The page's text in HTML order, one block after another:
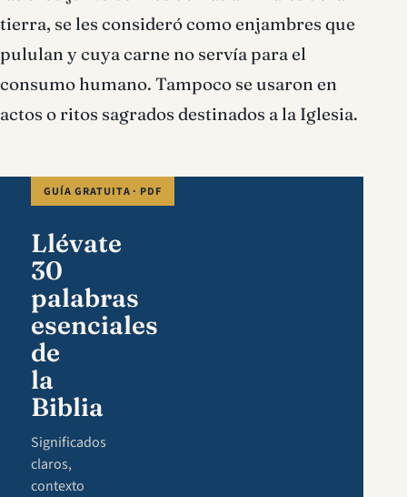
tierra, se les consideró como enjambres que
pululan y cuya carne no servía para el
consumo humano. Tampoco se usaron en
actos o ritos sagrados destinados a la Iglesia.
GUÍA GRATUITA · PDF
Llévate
30
palabras
esenciales
de
la
Biblia
Significados
claros,
contexto